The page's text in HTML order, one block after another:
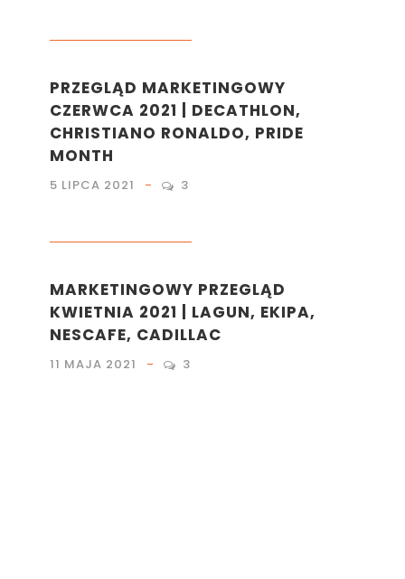
PRZEGLĄD MARKETINGOWY
CZERWCA 2021 | DECATHLON,
CHRISTIANO RONALDO, PRIDE
MONTH
5 LIPCA 2021 3
MARKETINGOWY PRZEGLĄD
KWIETNIA 2021 | LAGUN, EKIPA,
NESCAFE, CADILLAC
11 MAJA 2021 3